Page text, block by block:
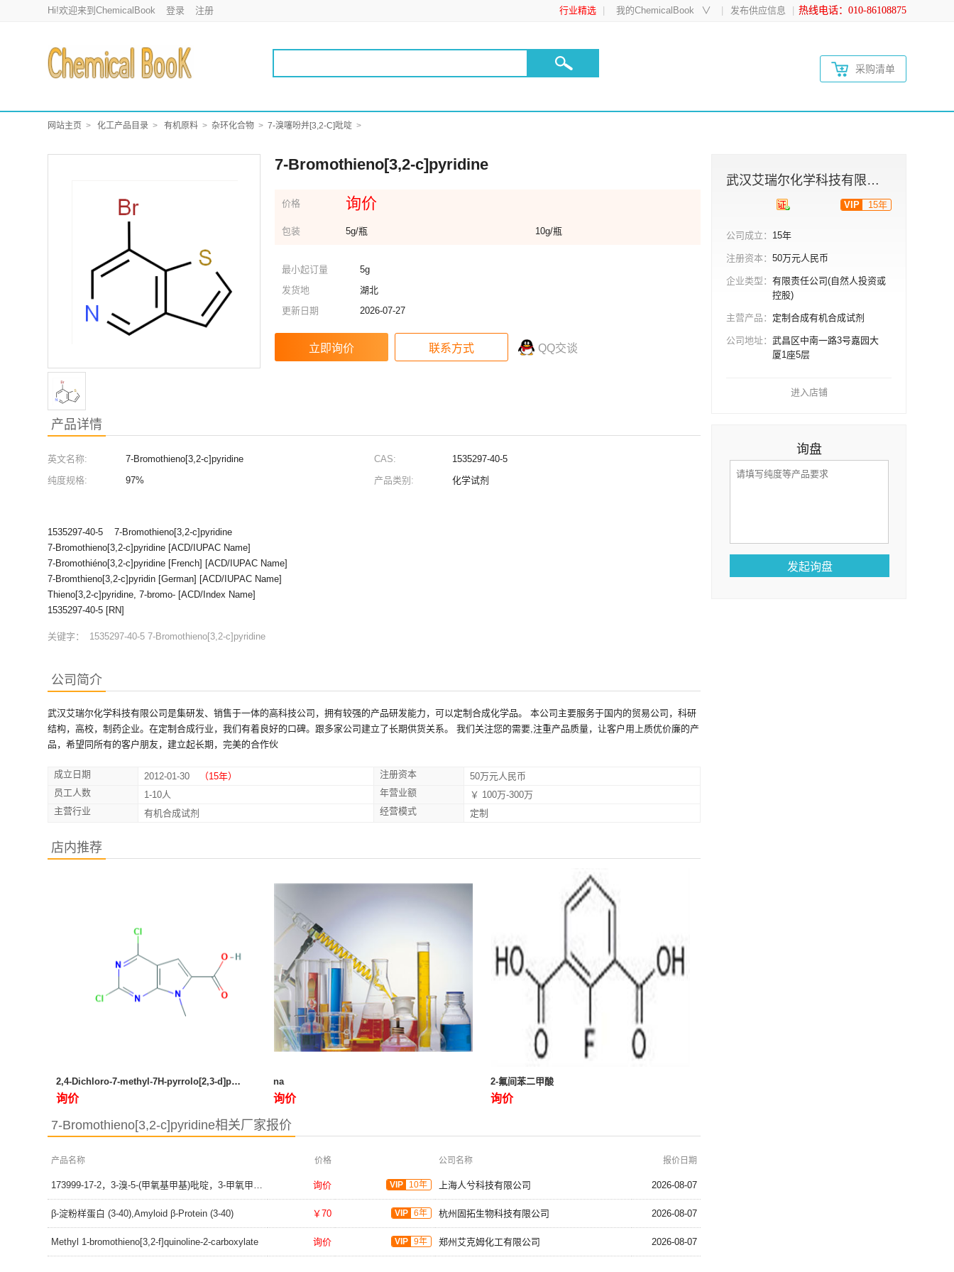
Hi!欢迎来到ChemicalBook 登录 注册 热线电话：010-86108875
行业精选 我的ChemicalBook ∨ 发布供应信息
采购清单
网站主页 化工产品目录 有机原料 杂环化合物 7-溴噻吩并[3,2-C]吡啶
7-Bromothieno[3,2-c]pyridine
价格 询价
包装 5g/瓶 10g/瓶
最小起订量
5g
发货地
湖北
更新日期
2026-07-27
QQ交谈
产品详情
英文名称: 7-Bromothieno[3,2-c]pyridine CAS:
1535297-40-5
纯度规格:
97% 产品类别: 化学试剂
1535297-40-5 7-Bromothieno[3,2-c]pyridine
7-Bromothieno[3,2-c]pyridine [ACD/IUPAC Name]
7-Bromothiéno[3,2-c]pyridine [French] [ACD/IUPAC Name]
7-Bromthieno[3,2-c]pyridin [German] [ACD/IUPAC Name]
Thieno[3,2-c]pyridine, 7-bromo- [ACD/Index Name]
1535297-40-5 [RN]
关键字： 1535297-40-5 7-Bromothieno[3,2-c]pyridine
公司简介
武汉艾瑞尔化学科技有限公司是集研发、销售于一体的高科技公司，拥有较强的产品研发能力，可以定制合成化学品。 本公司主要服务于国内的贸易公司，科研
结构，高校，制药企业。在定制合成行业，我们有着良好的口碑。跟多家公司建立了长期供货关系。 我们关注您的需要,注重产品质量，让客户用上质优价廉的产
品，希望同所有的客户朋友，建立起长期，完美的合作伙
成立日期 2012-01-30 （15年） 注册资本
50万元人民币
员工人数
1-10人 年营业额
￥ 100万-300万
主营行业
有机合成试剂 经营模式 定制
武汉艾瑞尔化学科技有限公司
VIP 15年
公司成立： 15年
注册资本： 50万元人民币
企业类型： 有限责任公司(自然人投资或
控股)
主营产品： 定制合成有机合成试剂
公司地址： 武昌区中南一路3号嘉园大
厦1座5层
进入店铺
询盘
店内推荐
2,4-Dichloro-7-methyl-7H-pyrrolo[2,3-d]pyrimidine-6-carboxylic acid
询价
na
询价
2-氟间苯二甲酸
询价
7-Bromothieno[3,2-c]pyridine相关厂家报价
产品名称 价格 公司名称 报价日期
173999-17-2，3-溴-5-(甲氧基甲基)吡啶，3-甲氧甲基-5-溴吡啶，3-bromo-5-(methoxymethyl)pyridine，Pyridine, 3-bromo-5-(methoxymethyl)- 询价 VIP 10年 上海人兮科技有限公司 2026-08-07
β-淀粉样蛋白 (3-40),Amyloid β-Protein (3-40) ￥70 VIP 6年 杭州固拓生物科技有限公司 2026-08-07
Methyl 1-bromothieno[3,2-f]quinoline-2-carboxylate 询价 VIP 9年 郑州艾克姆化工有限公司 2026-08-07